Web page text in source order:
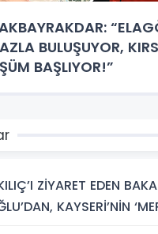
BULUŞUYOR,
BAŞLIYOR!”
ZİYARET EDEN
KAYSERİ’NİN